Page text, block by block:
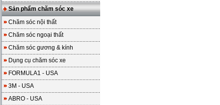
Sản phẩm chăm sóc xe
Chăm sóc nội thất
Chăm sóc ngoại thất
Chăm sóc gương & kính
Dụng cụ chăm sóc xe
FORMULA1 - USA
3M - USA
ABRO - USA